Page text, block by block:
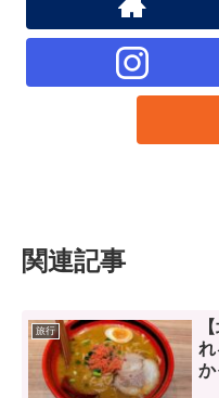
関連記事
旅行
れ
か